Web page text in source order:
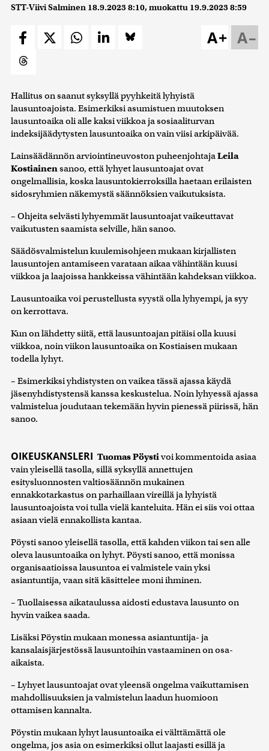
STT-Viivi Salminen 18.9.2023 8:10, muokattu 19.9.2023 8:59
A–
A+
Hallitus on saanut syksyllä pyyhkeitä lyhyistä
lausuntoajoista. Esimerkiksi asumistuen muutoksen
lausuntoaika oli alle kaksi viikkoa ja sosiaaliturvan
indeksijäädytysten lausuntoaika on vain viisi arkipäivää.
Lainsäädännön arviointineuvoston puheenjohtajaLeila
Kostiainensanoo, että lyhyet lausuntoajat ovat
ongelmallisia, koska lausuntokierroksilla haetaan erilaisten
sidosryhmien näkemystä säännöksien vaikutuksista.
– Ohjeita selvästi lyhyemmät lausuntoajat vaikeuttavat
vaikutusten saamista selville, hän sanoo.
Säädösvalmistelun kuulemisohjeen mukaan kirjallisten
lausuntojen antamiseen varataan aikaa vähintään kuusi
viikkoa ja laajoissa hankkeissa vähintään kahdeksan viikkoa.
Lausuntoaika voi perustellusta syystä olla lyhyempi, ja syy
on kerrottava.
Kun on lähdetty siitä, että lausuntoajan pitäisi olla kuusi
viikkoa, noin viikon lausuntoaika on Kostiaisen mukaan
todella lyhyt.
– Esimerkiksi yhdistysten on vaikea tässä ajassa käydä
jäsenyhdistystensä kanssa keskustelua. Noin lyhyessä ajassa
valmistelua joudutaan tekemään hyvin pienessä piirissä, hän
sanoo.
OIKEUSKANSLERI Tuomas Pöystivoi kommentoida asiaa
vain yleisellä tasolla, sillä syksyllä annettujen
esitysluonnosten valtiosäännön mukainen
ennakkotarkastus on parhaillaan vireillä ja lyhyistä
lausuntoajoista voi tulla vielä kanteluita. Hän ei siis voi ottaa
asiaan vielä ennakollista kantaa.
Pöysti sanoo yleisellä tasolla, että kahden viikon tai sen alle
oleva lausuntoaika on lyhyt. Pöysti sanoo, että monissa
organisaatioissa lausuntoa ei valmistele vain yksi
asiantuntija, vaan sitä käsittelee moni ihminen.
– Tuollaisessa aikataulussa aidosti edustava lausunto on
hyvin vaikea saada.
Lisäksi Pöystin mukaan monessa asiantuntija- ja
kansalaisjärjestössä lausuntoihin vastaaminen on osa-
aikaista.
– Lyhyet lausuntoajat ovat yleensä ongelma vaikuttamisen
mahdollisuuksien ja valmistelun laadun huomioon
ottamisen kannalta.
Pöystin mukaan lyhyt lausuntoaika ei välttämättä ole
ongelma, jos asia on esimerkiksi ollut laajasti esillä ja